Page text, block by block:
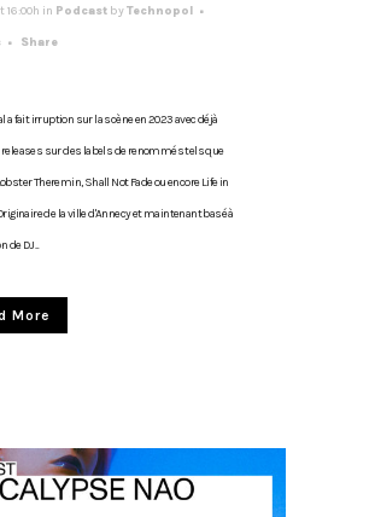
16:00h in Podcast byTechnopol
Share
a fait irruption sur la scène en 2023 avec déjà
sur des labels de renommés tels que
Theremin, Shall Not Fade ou encore Life in
de la ville d'Annecy et maintenant basé à
de DJ...
More